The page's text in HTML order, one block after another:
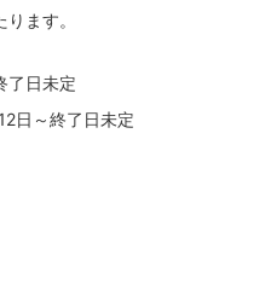
ます。
了日未定
日～終了日未定